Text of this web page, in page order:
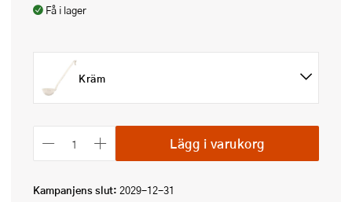
Få i lager
Kräm
Lägg i varukorg
Kampanjens slut: 2029-12-31